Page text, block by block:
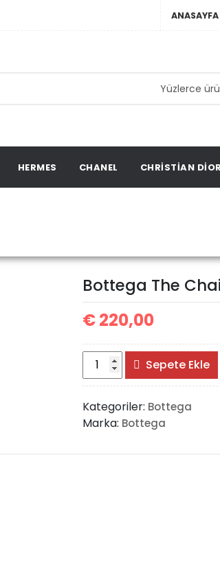
ANASAYFA
HERMES CHANEL CHRISTIAN DIOR
Bottega The
€220,00
Bottega
The
Chain
Pouch
adet
Sepete Ekle
Kategoriler: Bottega
Marka: Bottega